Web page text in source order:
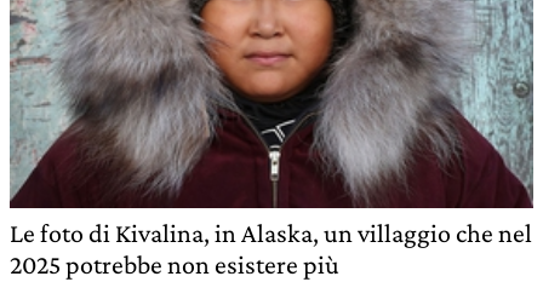
Le foto di Kivalina, in Alaska, un villaggio che nel
2025 potrebbe non esistere più